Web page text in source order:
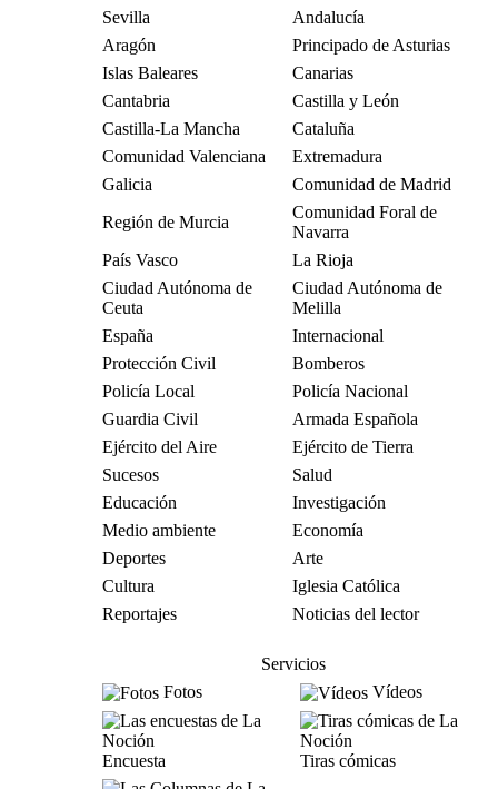
Sevilla
Andalucía
Aragón
Principado de Asturias
Islas Baleares
Canarias
Cantabria
Castilla y León
Castilla-La Mancha
Cataluña
Comunidad Valenciana
Extremadura
Galicia
Comunidad de Madrid
Región de Murcia
Comunidad Foral de
Navarra
País Vasco
La Rioja
Ciudad Autónoma de
Ceuta
Ciudad Autónoma de
Melilla
España
Internacional
Protección Civil
Bomberos
Policía Local
Policía Nacional
Guardia Civil
Armada Española
Ejército del Aire
Ejército de Tierra
Sucesos
Salud
Educación
Investigación
Medio ambiente
Economía
Deportes
Arte
Cultura
Iglesia Católica
Reportajes
Noticias del lector
Servicios
Fotos
Vídeos
Encuesta Tiras cómicas